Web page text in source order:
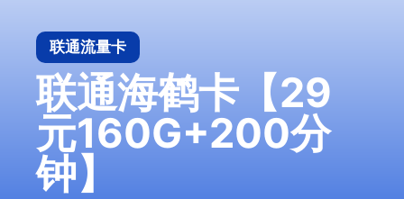
联通流量卡
联通海鹤卡【29
元160G+200分
钟】